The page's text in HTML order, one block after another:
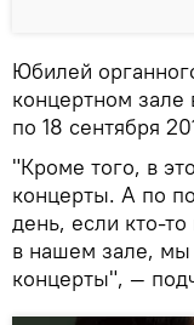
Юбилей
концертном зале
по 18 сентября
"Кроме того, в
концерты. А по
день, если кто-
в нашем зале, мы
концерты", —